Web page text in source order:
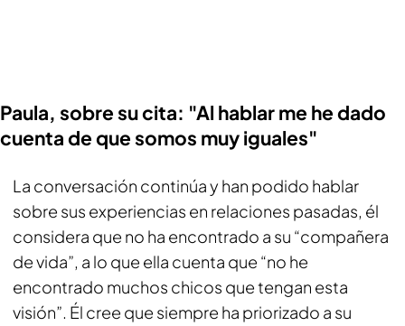
Paula, sobre su cita: "Al hablar me he dado
cuenta de que somos muy iguales"
La conversación continúa y han podido hablar
sobre sus experiencias en relaciones pasadas, él
considera que no ha encontrado a su “compañera
de vida”, a lo que ella cuenta que “no he
encontrado muchos chicos que tengan esta
visión”. Él cree que siempre ha priorizado a su